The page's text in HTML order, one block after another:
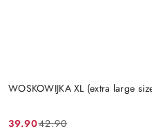
WOSKOWIJKA XL (extra large
39.9042.90